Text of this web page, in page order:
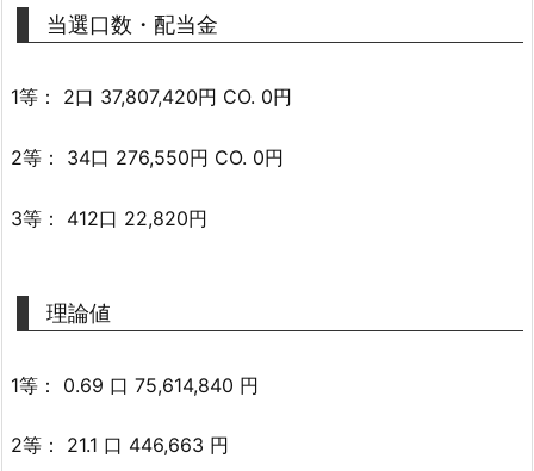
当選口数・配当金
1等： 2口 37,807,420円 CO. 0円
2等： 34口 276,550円 CO. 0円
3等： 412口 22,820円
理論値
1等： 0.69 口 75,614,840 円
2等： 21.1 口 446,663 円